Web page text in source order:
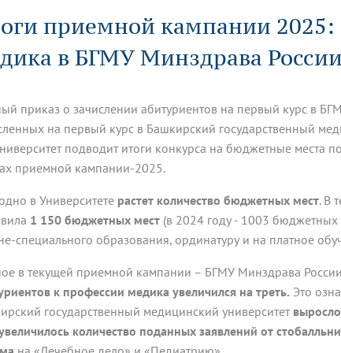
программа развития
Антитеррор
граждан Фотогалерея
аккредитационный
Научно-образовательный
медицинский кластер
«Нижневолжский»
для студентов Я-профессионал
обучение
Инновационные
проекты
исследования и
ЛЭК
Диссертационные советы
Аспирантура
университетов
Управление инновационной
деятельности
БГМУ
выпускников Работа музеев на кафедрах
БГМУ - ВУЗ здорового
отделение «Движение
БГМУ
Альманах "Исторический
приемной кампании 2025:
в БГМУ Минздрава
приказ о зачислении абитуриентов на первый курс в
на первый курс в Башкирский государственный
подводит итоги конкурса на бюджетные места
приемной кампании-2025.
в Университете растет количество бюджетных мест. В
1 150 бюджетных мест (в 2024 году - 1003
специального образования, ординатуру и на платное
в текущей приемной кампании – БГМУ Минздрава
к профессии медика увеличился на треть. Это
государственный медицинский университет
количество поданных заявлений от